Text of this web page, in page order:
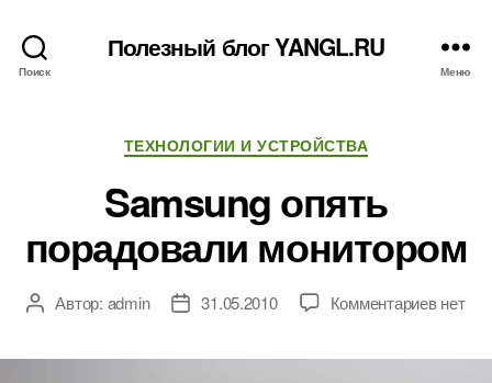
Поиск
Полезный блог YANGL.RU
Меню
Рубрики
ТЕХНОЛОГИИ И УСТРОЙСТВА
Samsung опять
порадовали монитором
АвторАвтор: admin
Дата31.05.2010 Комментариевк
нет